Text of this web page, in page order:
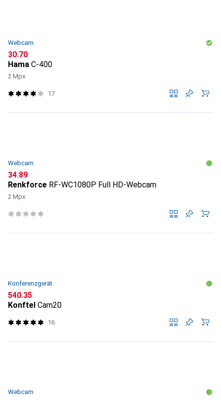
Webcam
CHF
30.70
Hama C-400
2 Mpx
17
Webcam
CHF
34.89
Renkforce RF-WC1080P Full HD-Webcam
2 Mpx
Konferenzgerät
CHF
540.35
Konftel Cam20
16
Webcam